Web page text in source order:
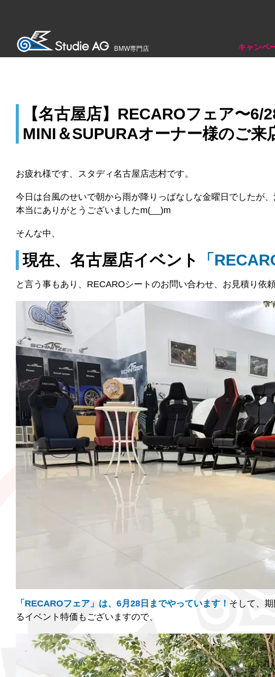
BMW専門店 キャンペ
【名古屋店】RECAROフェア〜6/
MINI＆SUPURAオーナー様のご来
お疲れ様です、スタディ名古屋店志村です。
今日は台風のせいで朝から雨が降りっぱなしな金曜日でしたが
本当にありがとうございましたm(__)m
そんな中、
現在、名古屋店イベント 「
と言う事もあり、RECAROシートのお問い合わせ、お見積り依
「RECAROフェア」は、6月28日までやっています！ そして、
るイベント特価もございますので、